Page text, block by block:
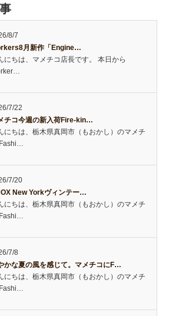
8/7
月新作「Engine…
にちは、マメチコ店長です。 本日から
7/22
チコ今週の新入荷Fire-kin…
にちは、栃木県真岡市（もおかし）のマメチ
7/20
New Yorkヴィンテー…
にちは、栃木県真岡市（もおかし）のマメチ
7/8
かな夏の風を感じて。マメチコにF…
にちは、栃木県真岡市（もおかし）のマメチ